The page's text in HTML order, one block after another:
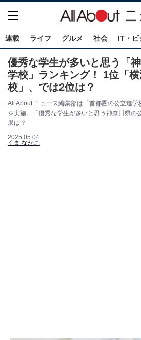
連載 ライフ グルメ 社会 IT・ビ
優秀な学生が多いと思う「
学校」ランキング！ 1位「
校」、では2位は？
All About ニュース編集部は「首都圏の公立進
を実施。「優秀な学生が多いと思う神奈川県の
果は？
2025.05.04
くま なかこ